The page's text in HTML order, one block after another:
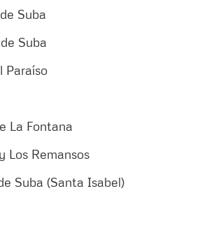
Suba
Suba
Paraíso
La Fontana
Los Remansos
Suba (Santa Isabel)